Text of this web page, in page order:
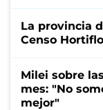
La provincia
Censo
Milei sobre
mes: "No
mejor"